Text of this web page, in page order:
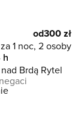
od300 zł
za 1 noc, 2 osoby
h
Brdą Rytel